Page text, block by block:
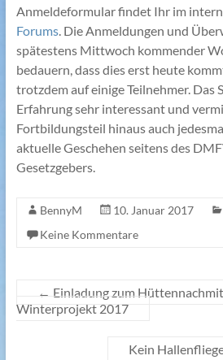
Anmeldeformular findet Ihr im
Forums. Die Anmeldungen und
spätestens Mittwoch kommender
bedauern, dass dies erst heute
trotzdem auf einige Teilnehmer. Das
Erfahrung sehr interessant und
Fortbildungsteil hinaus auch
aktuelle Geschehen seitens des
Gesetzgebers.
BennyM 10. Januar 2017
Keine Kommentare
← Einladung zum
Winterprojekt 2017
Kein